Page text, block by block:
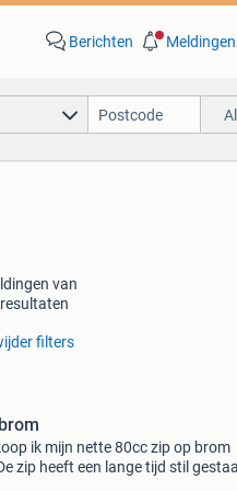
Berichten Meldingen
van
filters
ik mijn nette 80cc zip op brom
zip heeft een lange tijd stil